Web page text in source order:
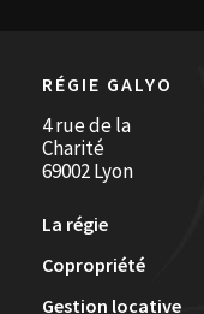
RÉGIE GALYO
4 rue de la
Charité
69002 Lyon
La régie
Copropriété
Gestion locative